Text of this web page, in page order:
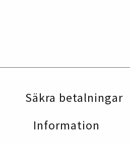
Säkra betalningar
Information